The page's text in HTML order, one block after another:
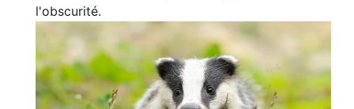
l'obscurité.